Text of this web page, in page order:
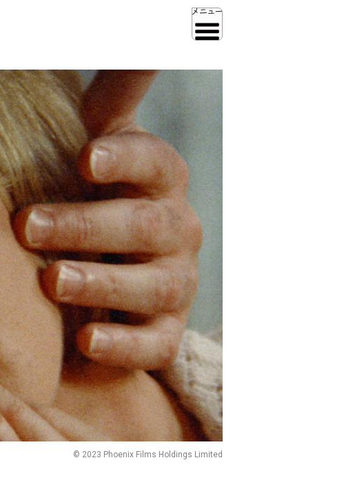
© 2023 Phoenix Films Holdings Limited